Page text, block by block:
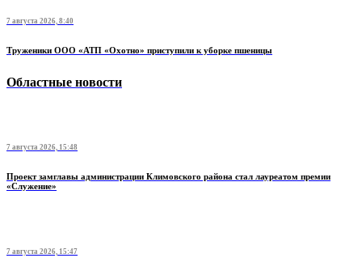
7 августа 2026, 8:40
Труженики ООО «АТП «Охотно» приступили к уборке пшеницы
Областные новости
7 августа 2026, 15:48
Проект замглавы администрации Климовского района стал лауреатом премии
«Служение»
7 августа 2026, 15:47